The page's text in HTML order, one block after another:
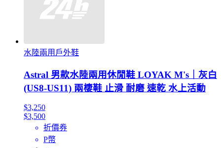
水陸兩用戶外鞋
Astral 男款水陸兩用休閒鞋 LOYAK M's｜灰白
(US8-US11) 兩棲鞋 止滑 耐磨 速乾 水上活動
$3,250
$3,500
折價券
P幣